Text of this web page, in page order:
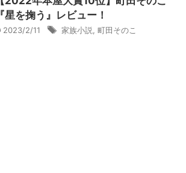
『星を掬う』レビュー！
2023/2/11 家族小説 町田そのこ